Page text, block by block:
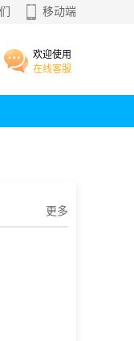
移动端
欢迎使用
在线客服
更多